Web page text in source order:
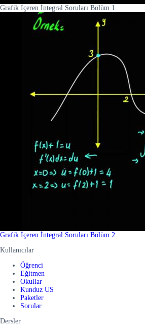
Grafik İçeren İntegral Soruları Bölüm 1
Grafik İçeren İntegral Soruları Bölüm 2
Kullanıcılar
Öğrenci
Eğitmen
Okullar
Kunduz US
Paketler
Sorular
Dersler